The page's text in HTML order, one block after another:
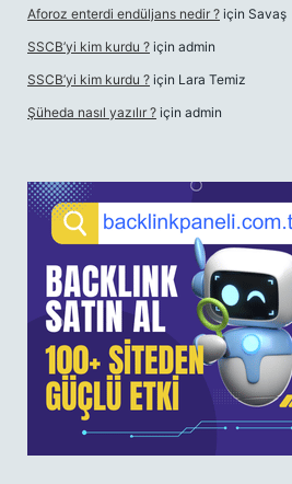
Aforoz enterdi endüljans nedir ? için Savaş
SSCB’yi kim kurdu ? için admin
SSCB’yi kim kurdu ? için Lara Temiz
Şüheda nasıl yazılır ? için admin